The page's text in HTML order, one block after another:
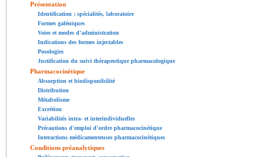
Présentation
Identification : spécialités, laboratoire
Formes galéniques
Voies et modes d'administration
Indications des formes injectables
Posologies
Justification du suivi thérapeutique pharmacologique
Pharmacocinétique
Absorption et biodisponibilité
Distribution
Métabolisme
Excrétion
Variabilités intra- et interindividuelles
Précautions d'emploi d'ordre pharmacocinétique
Interactions médicamenteuses pharmacocinétiques
Conditions préanalytiques